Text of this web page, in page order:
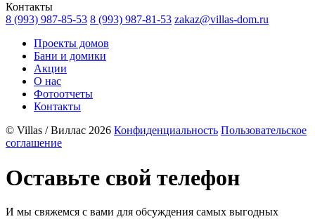
Контакты
8 (993) 987-85-53 8 (993) 987-81-53 zakaz@villas-dom.ru
Проекты домов
Бани и домики
Акции
О нас
Фотоотчеты
Контакты
© Villas / Виллас 2026 Конфиденциальность Пользовательское
соглашение
Оставьте свой телефон
И мы свяжемся с вами для обсуждения самых выгодных